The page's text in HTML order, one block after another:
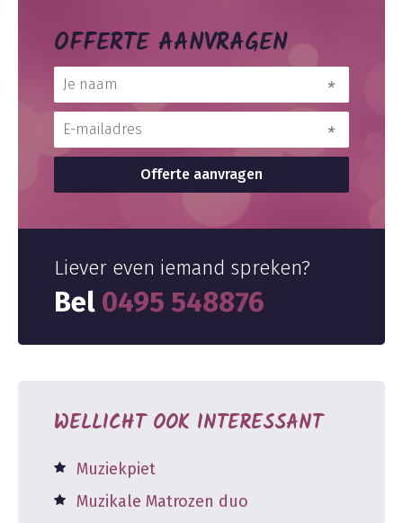
OFFERTE AANVRAGEN
Liever even iemand spreken?
Bel 0495 548876
WELLICHT OOK INTERESSANT
Muziekpiet
Muzikale Matrozen duo